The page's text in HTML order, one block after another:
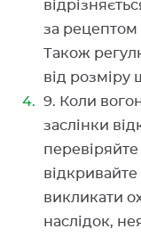
за рецептом
Також
від розміру
9. Коли
заслінки
перевіряйте
викликати
наслідок,